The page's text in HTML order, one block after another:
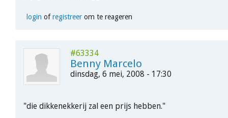
login ofregistreerom te reageren
#63334
Benny Marcelo
dinsdag, 6 mei, 2008 - 17:30
"die dikkenekkerij zal een prijs hebben."